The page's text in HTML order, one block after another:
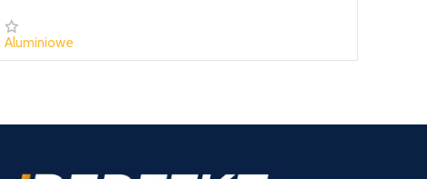
Aluminiowe
47,89 zł